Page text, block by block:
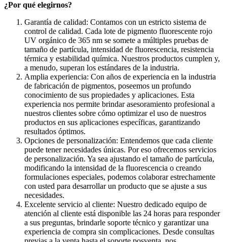
¿Por qué elegirnos?
Garantía de calidad: Contamos con un estricto sistema de
control de calidad. Cada lote de pigmento fluorescente rojo
UV orgánico de 365 nm se somete a múltiples pruebas de
tamaño de partícula, intensidad de fluorescencia, resistencia
térmica y estabilidad química. Nuestros productos cumplen y,
a menudo, superan los estándares de la industria.
Amplia experiencia: Con años de experiencia en la industria
de fabricación de pigmentos, poseemos un profundo
conocimiento de sus propiedades y aplicaciones. Esta
experiencia nos permite brindar asesoramiento profesional a
nuestros clientes sobre cómo optimizar el uso de nuestros
productos en sus aplicaciones específicas, garantizando
resultados óptimos.
Opciones de personalización: Entendemos que cada cliente
puede tener necesidades únicas. Por eso ofrecemos servicios
de personalización. Ya sea ajustando el tamaño de partícula,
modificando la intensidad de la fluorescencia o creando
formulaciones especiales, podemos colaborar estrechamente
con usted para desarrollar un producto que se ajuste a sus
necesidades.
Excelente servicio al cliente: Nuestro dedicado equipo de
atención al cliente está disponible las 24 horas para responder
a sus preguntas, brindarle soporte técnico y garantizar una
experiencia de compra sin complicaciones. Desde consultas